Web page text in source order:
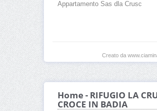
Appartamento Sas dla Crusc
Creato da
Home - RIFUGIO LA
CROCE IN BADIA